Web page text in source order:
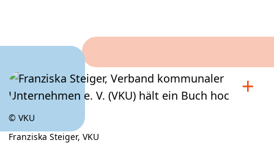
© VKU
Franziska Steiger, VKU